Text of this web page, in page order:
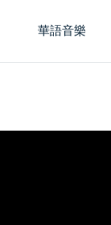
華語音樂